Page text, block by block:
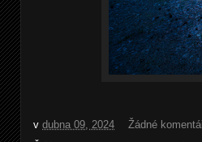
v dubna 09, 2024
Žádné